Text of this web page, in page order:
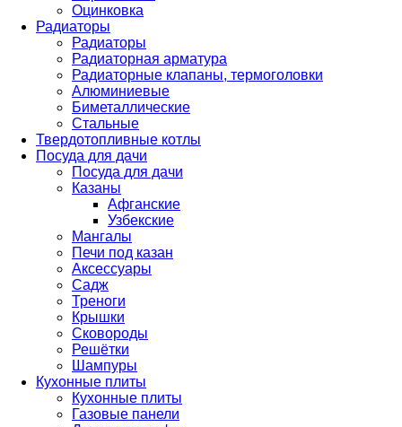
Оцинковка
Радиаторы
Радиаторы
Радиаторная арматура
Радиаторные клапаны, термоголовки
Алюминиевые
Биметаллические
Стальные
Твердотопливные котлы
Посуда для дачи
Посуда для дачи
Казаны
Афганские
Узбекские
Мангалы
Печи под казан
Аксессуары
Садж
Треноги
Крышки
Сковороды
Решётки
Шампуры
Кухонные плиты
Кухонные плиты
Газовые панели